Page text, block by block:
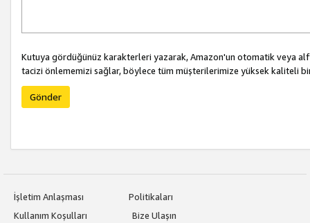
Kutuya gördüğünüz karakterleri yazarak, Amazon'un otomatik veya
tacizi önlememizi sağlar, böylece tüm müşterilerimize yüksek kaliteli
Gönder
İşletim Anlaşması
Politikaları
Kullanım Koşulları
Bize Ulaşın